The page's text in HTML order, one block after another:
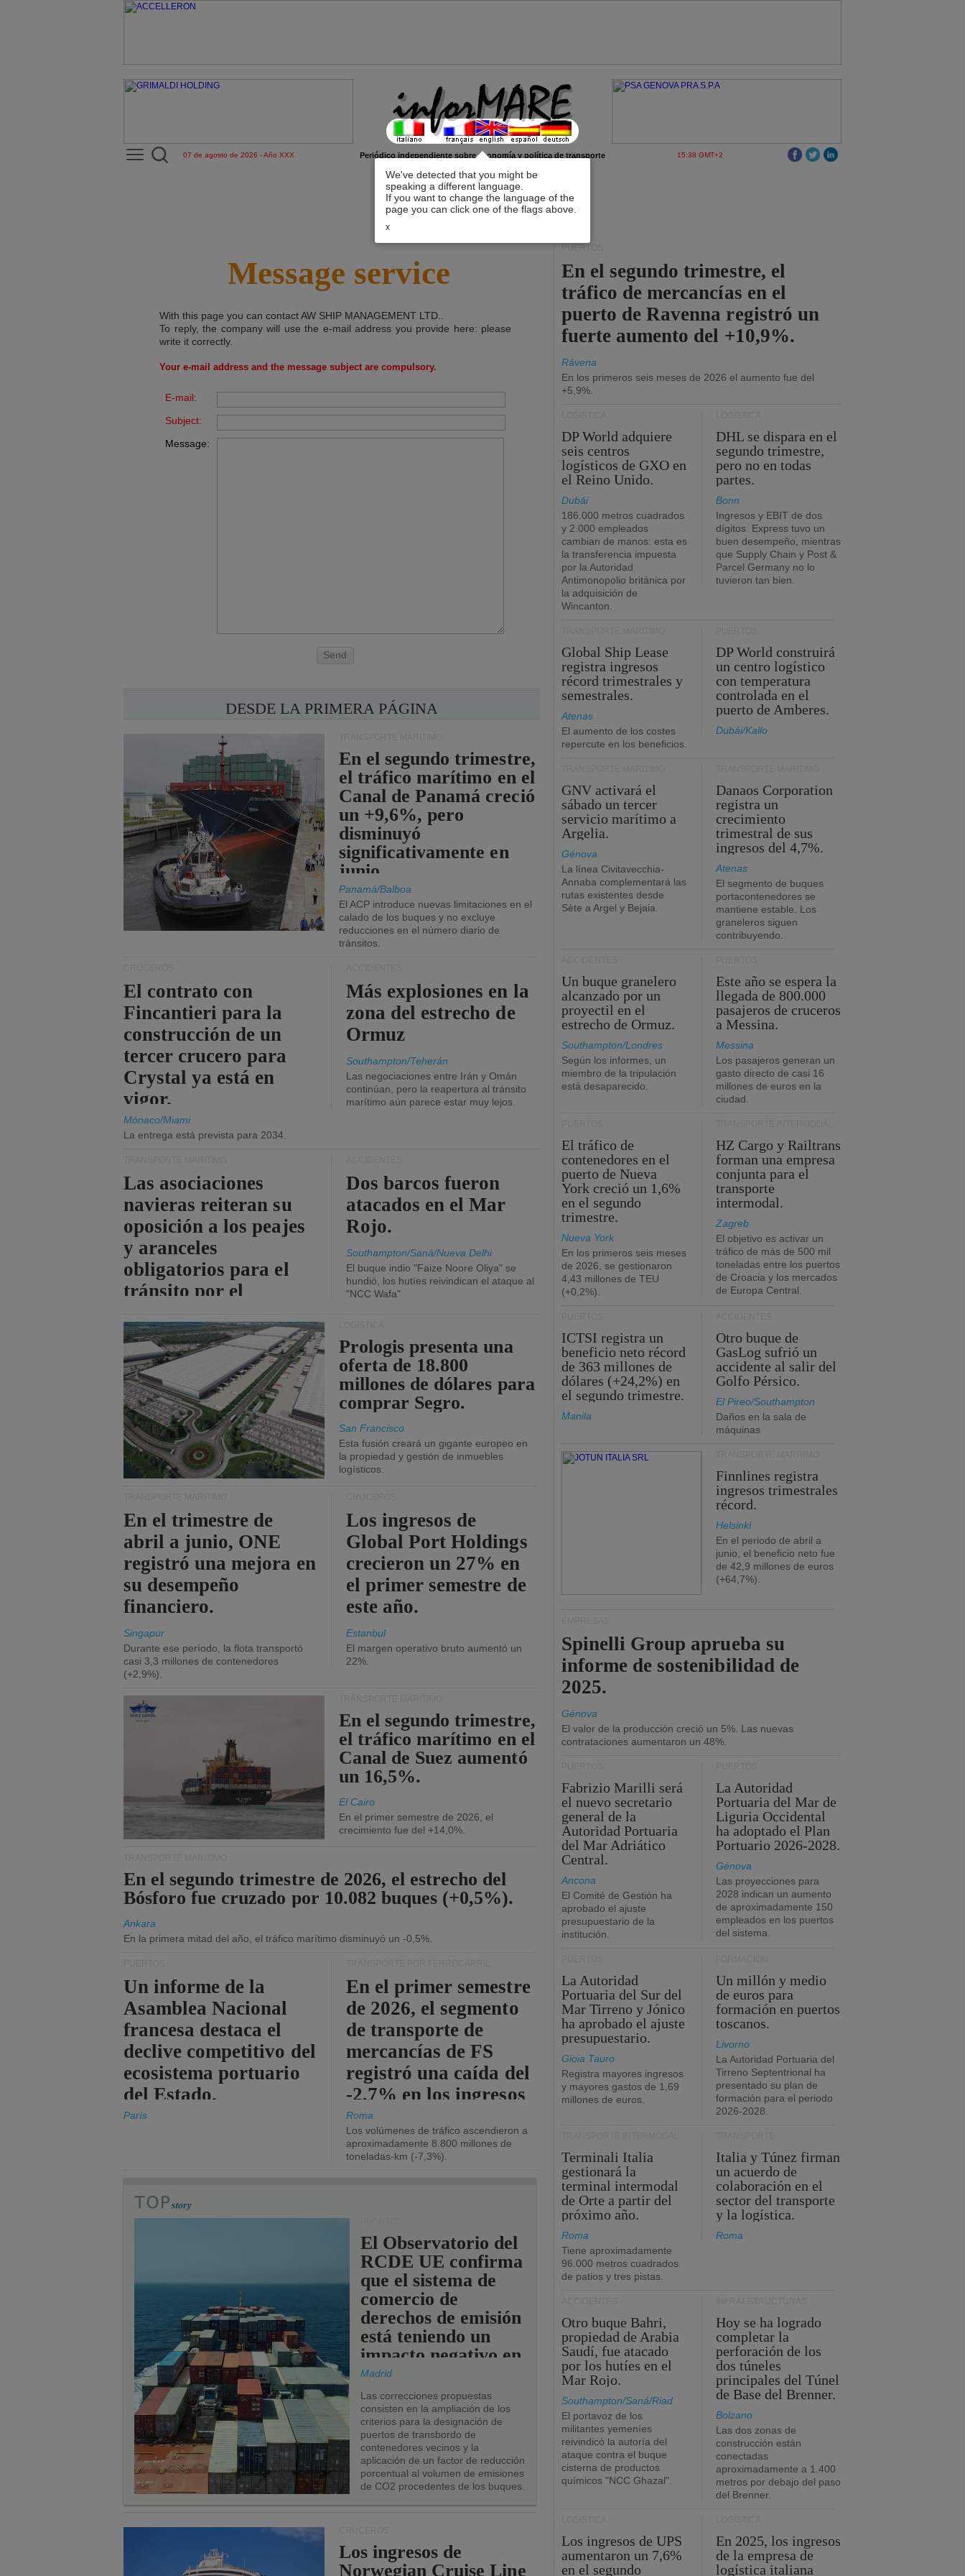
We've detected that you might be
speaking a different language.
If you want to change the language of the
page you can click one of the flags above.
x
07 de agosto de 2026 - Año XXX Periódico independiente sobre economía y política de transporte 15:38 GMT+2
Message service
With this page you can contactAW SHIP MANAGEMENT LTD.
To reply, the company will use the e-mail address you provide here: please
write it correctly.
Your e-mail address and the message subject are compulsory.
E-mail:
Subject:
Message:
Send
DESDE LA PRIMERA PÁGINA
En el segundo trimestre,
el tráfico marítimo en el
Canal de Panamá creció
un +9,6%, pero
disminuyó
significativamente en
junio.
Panamá/Balboa
El ACP introduce nuevas limitaciones en el
calado de los buques y no excluye
reducciones en el número diario de
tránsitos.
El contrato con
Fincantieri para la
construcción de un
tercer crucero para
Crystal ya está en
vigor.
Mónaco/Miami
La entrega está prevista para 2034.
Más explosiones en la
zona del estrecho de
Ormuz
Southampton/Teherán
Las negociaciones entre Irán y Omán
continúan, pero la reapertura al tránsito
marítimo aún parece estar muy lejos.
Las asociaciones
navieras reiteran su
oposición a los peajes
y aranceles
obligatorios para el
tránsito por el
Dos barcos fueron
atacados en el Mar
Rojo.
Southampton/Saná/Nueva Delhi
El buque indio "Faize Noore Oliya" se
hundió, los hutíes reivindican el ataque al
"NCC Wafa"
Prologis presenta una
oferta de 18.800
millones de dólares para
comprar Segro.
San Francisco
Esta fusión creará un gigante europeo en
la propiedad y gestión de inmuebles
logísticos.
En el trimestre de
abril a junio, ONE
registró una mejora en
su desempeño
financiero.
Singapur
Durante ese período, la flota transportó
casi 3,3 millones de contenedores
(+2,9%).
Los ingresos de
Global Port Holdings
crecieron un 27% en
el primer semestre de
este año.
Estanbul
El margen operativo bruto aumentó un
22%.
En el segundo trimestre,
el tráfico marítimo en el
Canal de Suez aumentó
un 16,5%.
El Cairo
En el primer semestre de 2026, el
crecimiento fue del +14,0%.
En el segundo trimestre de 2026, el estrecho del
Bósforo fue cruzado por 10.082 buques (+0,5%).
Ankara
En la primera mitad del año, el tráfico marítimo disminuyó un -0,5%.
Un informe de la
Asamblea Nacional
francesa destaca el
declive competitivo del
ecosistema portuario
del Estado.
París
En el primer semestre
de 2026, el segmento
de transporte de
mercancías de FS
registró una caída del
-2,7% en los ingresos
operativos.
Roma
Los volúmenes de tráfico ascendieron a
aproximadamente 8.800 millones de
toneladas-km (-7,3%).
El Observatorio del
RCDE UE confirma
que el sistema de
comercio de
derechos de emisión
está teniendo un
impacto negativo en
los puertos de la
UE.
Madrid
Las correcciones propuestas
consisten en la ampliación de los
criterios para la designación de
puertos de transbordo de
contenedores vecinos y la
aplicación de un factor de reducción
porcentual al volumen de emisiones
de CO2 procedentes de los buques.
Los ingresos de
Norwegian Cruise Line
PUERTOS
En el segundo trimestre, el
tráfico de mercancías en el
puerto de Ravenna registró un
fuerte aumento del +10,9%.
Rávena
En los primeros seis meses de 2026 el aumento fue del
+5,9%.
DP World adquiere
seis centros
logísticos de GXO en
el Reino Unido.
Dubái
186.000 metros cuadrados
y 2.000 empleados
cambian de manos: esta es
la transferencia impuesta
por la Autoridad
Antimonopolio británica por
la adquisición de
Wincanton.
DHL se dispara en el
segundo trimestre,
pero no en todas
partes.
Bonn
Ingresos y EBIT de dos
dígitos. Express tuvo un
buen desempeño, mientras
que Supply Chain y Post &
Parcel Germany no lo
tuvieron tan bien.
Global Ship Lease
registra ingresos
récord trimestrales y
semestrales.
Atenas
El aumento de los costes
repercute en los beneficios.
DP World construirá
un centro logístico
con temperatura
controlada en el
puerto de Amberes.
Dubái/Kallo
GNV activará el
sábado un tercer
servicio marítimo a
Argelia.
Génova
La línea Civitavecchia-
Annaba complementará las
rutas existentes desde
Sète a Argel y Bejaia.
Danaos Corporation
registra un
crecimiento
trimestral de sus
ingresos del 4,7%.
Atenas
El segmento de buques
portacontenedores se
mantiene estable. Los
graneleros siguen
contribuyendo.
Un buque granelero
alcanzado por un
proyectil en el
estrecho de Ormuz.
Southampton/Londres
Según los informes, un
miembro de la tripulación
está desaparecido.
Este año se espera la
llegada de 800.000
pasajeros de cruceros
a Messina.
Messina
Los pasajeros generan un
gasto directo de casi 16
millones de euros en la
ciudad.
El tráfico de
contenedores en el
puerto de Nueva
York creció un 1,6%
en el segundo
trimestre.
Nueva York
En los primeros seis meses
de 2026, se gestionaron
4,43 millones de TEU
(+0,2%).
HZ Cargo y Railtrans
forman una empresa
conjunta para el
transporte
intermodal.
Zagreb
El objetivo es activar un
tráfico de más de 500 mil
toneladas entre los puertos
de Croacia y los mercados
de Europa Central.
ICTSI registra un
beneficio neto récord
de 363 millones de
dólares (+24,2%) en
el segundo trimestre.
Manila
Otro buque de
GasLog sufrió un
accidente al salir del
Golfo Pérsico.
El Pireo/Southampton
Daños en la sala de
máquinas
Finnlines registra
ingresos trimestrales
récord.
Helsinki
En el periodo de abril a
junio, el beneficio neto fue
de 42,9 millones de euros
(+64,7%).
Spinelli Group aprueba su
informe de sostenibilidad de
2025.
Génova
El valor de la producción creció un 5%. Las nuevas
contrataciones aumentaron un 48%.
Fabrizio Marilli será
el nuevo secretario
general de la
Autoridad Portuaria
del Mar Adriático
Central.
Ancona
El Comité de Gestión ha
aprobado el ajuste
presupuestario de la
institución.
La Autoridad
Portuaria del Mar de
Liguria Occidental
ha adoptado el Plan
Portuario 2026-2028.
Génova
Las proyecciones para
2028 indican un aumento
de aproximadamente 150
empleados en los puertos
del sistema.
La Autoridad
Portuaria del Sur del
Mar Tirreno y Jónico
ha aprobado el ajuste
presupuestario.
Gioia Tauro
Registra mayores ingresos
y mayores gastos de 1,69
millones de euros.
Un millón y medio
de euros para
formación en puertos
toscanos.
Livorno
La Autoridad Portuaria del
Tirreno Septentrional ha
presentado su plan de
formación para el periodo
2026-2028.
Terminali Italia
gestionará la
terminal intermodal
de Orte a partir del
próximo año.
Roma
Tiene aproximadamente
96.000 metros cuadrados
de patios y tres pistas.
Italia y Túnez firman
un acuerdo de
colaboración en el
sector del transporte
y la logística.
Roma
Otro buque Bahri,
propiedad de Arabia
Saudí, fue atacado
por los hutíes en el
Mar Rojo.
Southampton/Saná/Riad
El portavoz de los
militantes yemeníes
reivindicó la autoría del
ataque contra el buque
cisterna de productos
químicos "NCC Ghazal".
Hoy se ha logrado
completar la
perforación de los
dos túneles
principales del Túnel
de Base del Brenner.
Bolzano
Las dos zonas de
construcción están
conectadas
aproximadamente a 1.400
metros por debajo del paso
del Brenner.
Los ingresos de UPS
aumentaron un 7,6%
en el segundo
En 2025, los ingresos
de la empresa de
logística italiana